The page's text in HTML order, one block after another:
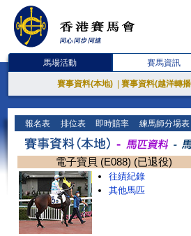
馬場活動 賽馬資訊
賽事資料(本地) 賽事資料(越洋轉
報名表 排位表 即時賠率 練馬師分場表
電子寶貝 (E088) (已退役)
往績紀錄
其他馬匹